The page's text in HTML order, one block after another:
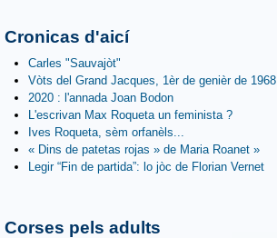
Cronicas d'aicí
Carles "Sauvajòt"
Vòts del Grand Jacques, 1èr de genièr de 1968
2020 : l'annada Joan Bodon
L'escrivan Max Roqueta un feminista ?
Ives Roqueta, sèm orfanèls...
« Dins de patetas rojas » de Maria Roanet »
Legir “Fin de partida”: lo jòc de Florian Vernet
Corses pels adults